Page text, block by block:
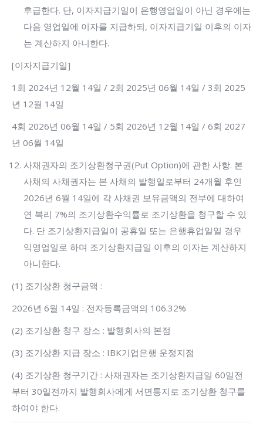
후급한다. 단, 이자지급기일이 은행영업일이 아닌 경우에는
다음 영업일에 이자를 지급하되, 이자지급기일 이후의 이자
는 계산하지 아니한다.
[이자지급기일]
1회 2024년 12월 14일 / 2회 2025년 06월 14일 / 3회 2025
년 12월 14일
4회 2026년 06월 14일 / 5회 2026년 12월 14일 / 6회 2027
년 06월 14일
사채권자의 조기상환청구권(Put Option)에 관한 사항. 본
사채의 사채권자는 본 사채의 발행일로부터 24개월 후인
2026년 6월 14일에 각 사채권 보유금액의 전부에 대하여
연 복리 7%의 조기상환수익률로 조기상환을 청구할 수 있
다. 단 조기상환지급일이 공휴일 또는 은행휴업일일 경우
익영업일로 하며 조기상환지급일 이후의 이자는 계산하지
아니한다.
(1) 조기상환 청구금액 :
2026년 6월 14일 : 전자등록금액의 106.32%
(2) 조기상환 청구 장소 : 발행회사의 본점
(3) 조기상환 지급 장소 : IBK기업은행 운정지점
(4) 조기상환 청구기간 : 사채권자는 조기상환지급일 60일전
부터 30일전까지 발행회사에게 서면통지로 조기상환 청구를
하여야 한다.